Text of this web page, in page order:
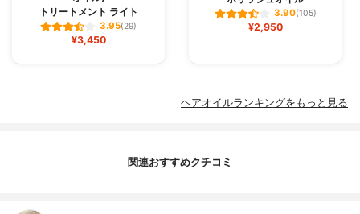
トリートメント ライト
3.95(29)
¥3,450
3.90(105)
¥2,950
ヘアオイルランキングをもっと見る
関連おすすめクチコミ